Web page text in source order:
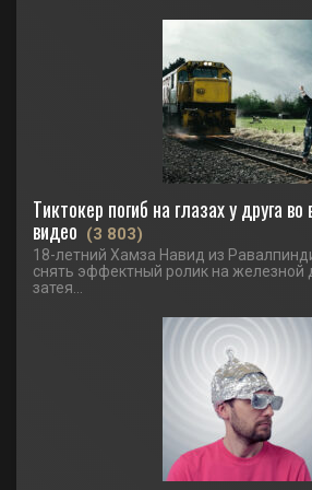
Тиктокер погиб на глазах у друга
видео (3 803)
18-летний Хамза Навид из
снять эффектный ролик на железной
затея...